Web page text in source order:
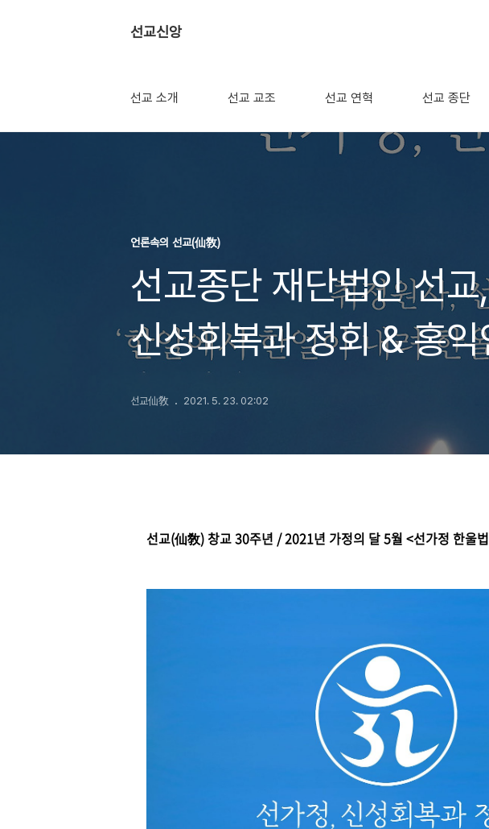
선교신앙
선교 소개 선교 교조 선교 연혁 선교 종단
언론속의 선교(仙敎)
선교종단 재단법인 선
신성회복과 정회 & 홍
영상교화 _ 선교 수행공
신단수숲마을 "선가정
선교仙敎 2021. 5. 23. 02:02
선교(仙敎) 창교 30주년 / 2021년 가정의 달 5월 <선가정 한울